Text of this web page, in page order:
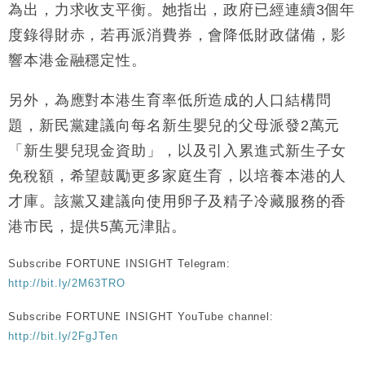
15:47
財經｜恒隆10月換帥 玩具「反」斗城亞洲CEO蔡德
粦接任
15:11
財經｜韓股反覆波動收跌 連挫7周創逾3年最長跌勢
財經｜內地7月美元計價出口增近24%勝預期 貿易順
差達1125億美元
12:44
財經｜日本春季三度入市撐日圓 4月單日斥6.28萬億
日圓干預創新高
11:12
國際｜特朗普料美伊戰事快結束 承認部分彈藥庫存緊
張
15:59
財經｜SA售股自救後再出手 斥4億美元押注未上市公
為出，力求收支平衡。她指出，政府已經連續3個年
度錄得財赤，若再派消費券，會降低財政儲備，影
響本港金融穩定性。
另外，為應對本港生育率低所造成的人口結構問
題，新民黨建議向每名新生嬰兒的父母派發2萬元
「新生嬰兒現金資助」，以及引入累進式新生子女
免稅額，希望鼓勵更多家庭生育，以培養本港的人
才庫。該黨又建議向使用卵子及精子冷藏服務的香
港市民，提供5萬元津貼。
Subscribe FORTUNE INSIGHT Telegram:
http://bit.ly/2M63TRO
Subscribe FORTUNE INSIGHT YouTube channel:
http://bit.ly/2FgJTen